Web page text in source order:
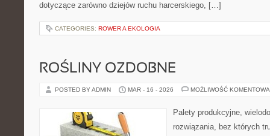
dotyczące zarówno dziejów ruchu harcerskiego, […]
CATEGORIES: ROWER A EKOLOGIA
ROŚLINY OZDOBNE
POSTED BY ADMIN MAR - 16 - 2026 MOŻLIWOŚĆ
Palety produkcyjne,
rozwiązania, bez których